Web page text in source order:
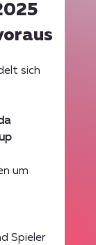
sich
um
Spieler